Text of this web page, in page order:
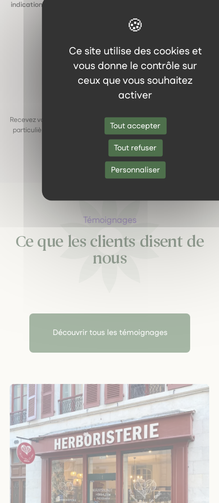
Ce site utilise des cookies et
vous donne le contrôle sur
ceux que vous souhaitez
activer
Tout accepter
Tout refuser
Personnaliser
indications fiables et des synergies utiles
Recevez vos produits directement chez vous, avec une attention
particulière portée aux
emballages respectueux de la nature
Témoignages
Ce que les clients disent de
nous
Découvrir tous les témoignages